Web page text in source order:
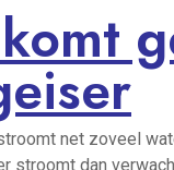
net zoveel
stroomt dan